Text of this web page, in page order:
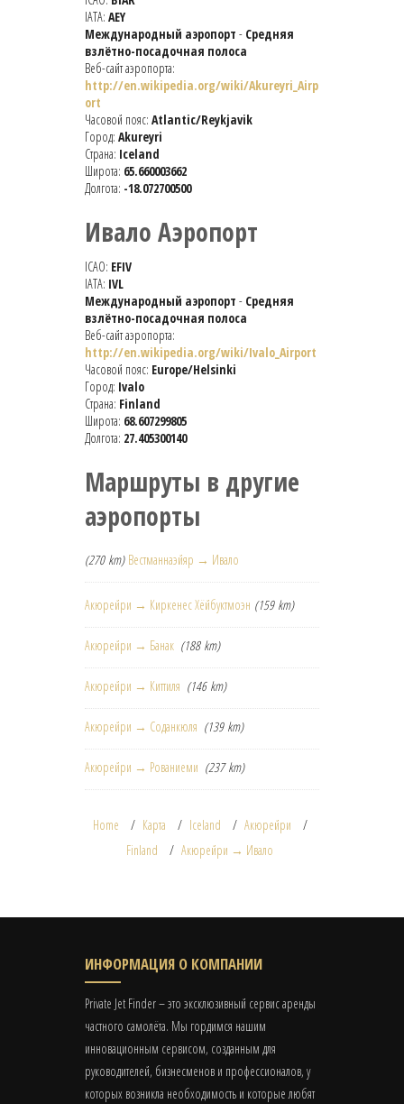
IATA: AEY
Международный аэропорт - Средняя
взлётно-посадочная полоса
Веб-сайт аэропорта:
http://en.wikipedia.org/wiki/Akureyri_Airp
ort
Часовой пояс: Atlantic/Reykjavik
Город: Akureyri
Страна: Iceland
Широта: 65.660003662
Долгота: -18.072700500
Ивало Аэропорт
ICAO: EFIV
IATA: IVL
Международный аэропорт - Средняя
взлётно-посадочная полоса
Веб-сайт аэропорта:
http://en.wikipedia.org/wiki/Ivalo_Airport
Часовой пояс: Europe/Helsinki
Город: Ivalo
Страна: Finland
Широта: 68.607299805
Долгота: 27.405300140
Маршруты в другие
аэропорты
(270 km) Вестманнаэйяр → Ивало
Акюрейри → Киркенес Хёйбуктмоэн (159 km)
Акюрейри → Банак (188 km)
Акюрейри → Киттиля (146 km)
Акюрейри → Соданкюля (139 km)
Акюрейри → Рованиеми (237 km)
Home Карта Iceland
Акюрейри
Finland
Акюрейри → Ивало
ИНФОРМАЦИЯ О КОМПАНИИ
Private Jet Finder – это эксклюзивный сервис аренды
частного самолёта. Мы гордимся нашим
инновационным сервисом, созданным для
руководителей, бизнесменов и профессионалов, у
которых возникла необходимость и которые любят